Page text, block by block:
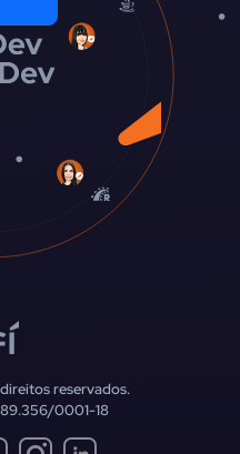
reservados.
0001-18